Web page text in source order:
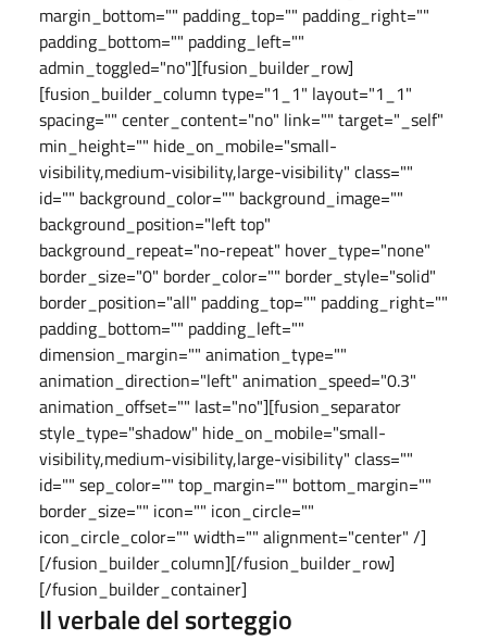
margin_bottom="" padding_top="" padding_right=""
padding_bottom="" padding_left=""
admin_toggled="no"][fusion_builder_row]
[fusion_builder_column type="1_1" layout="1_1"
spacing="" center_content="no" link="" target="_self"
min_height="" hide_on_mobile="small-
visibility,medium-visibility,large-visibility" class=""
id="" background_color="" background_image=""
background_position="left top"
background_repeat="no-repeat" hover_type="none"
border_size="0" border_color="" border_style="solid"
border_position="all" padding_top="" padding_right=""
padding_bottom="" padding_left=""
dimension_margin="" animation_type=""
animation_direction="left" animation_speed="0.3"
animation_offset="" last="no"][fusion_separator
style_type="shadow" hide_on_mobile="small-
visibility,medium-visibility,large-visibility" class=""
id="" sep_color="" top_margin="" bottom_margin=""
border_size="" icon="" icon_circle=""
icon_circle_color="" width="" alignment="center" /]
[/fusion_builder_column][/fusion_builder_row]
[/fusion_builder_container]
Il verbale del sorteggio